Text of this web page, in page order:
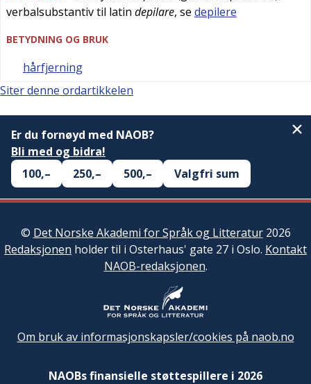
verbalsubstantiv til latin depilare, se depilere
BETYDNING OG BRUK
hårfjerning
Siter denne ordartikkelen
Er du fornøyd med NAOB?
Bli med og bidra!
100,–
250,– 500,– Valgfri sum
© Det Norske Akademi for Språk og Litteratur2026
Redaksjonen holder til i Osterhaus' gate 27 i Oslo. Kontakt
NAOB-redaksjonen.
Om bruk av informasjonskapsler/cookies på naob.no
NAOBs finansielle støttespillere i 2026